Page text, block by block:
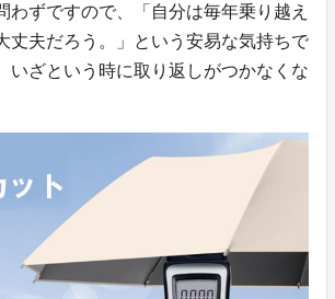
わずですので、「自分は毎年乗り越え
丈夫だろう。」という安易な気持ちで
いざという時に取り返しがつかなくな